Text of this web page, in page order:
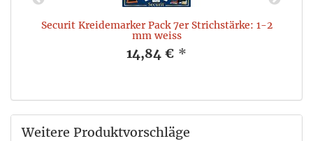
Securit Kreidemarker Pack 7er Strichstärke: 1-2
mm weiss
14,84 € *
Weitere Produktvorschläge